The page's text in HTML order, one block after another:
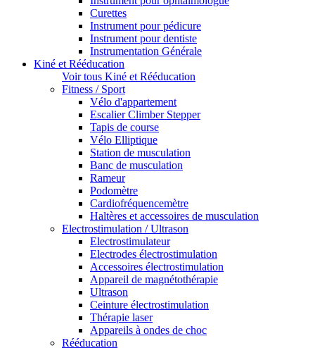
Curettes
Instrument pour pédicure
Instrument pour dentiste
Instrumentation Générale
Kiné et Rééducation
Voir tous Kiné et Rééducation
Fitness / Sport
Vélo d'appartement
Escalier Climber Stepper
Tapis de course
Vélo Elliptique
Station de musculation
Banc de musculation
Rameur
Podomètre
Cardiofréquencemètre
Haltères et accessoires de musculation
Electrostimulation / Ultrason
Electrostimulateur
Electrodes électrostimulation
Accessoires électrostimulation
Appareil de magnétothérapie
Ultrason
Ceinture électrostimulation
Thérapie laser
Appareils à ondes de choc
Rééducation